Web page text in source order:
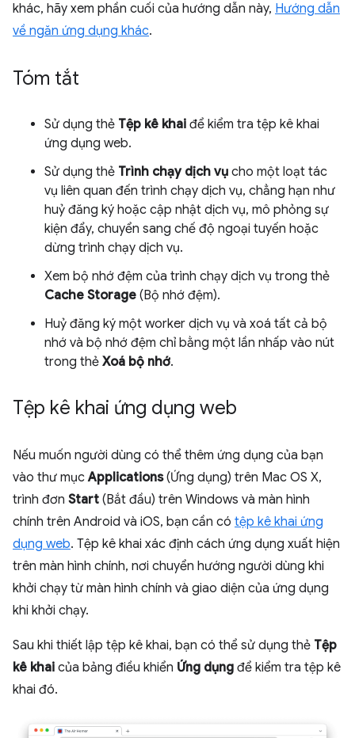
khác, hãy xem phần cuối của hướng dẫn này, Hướng dẫn
về ngăn ứng dụng khác.
Tóm tắt
Sử dụng thẻ Tệp kê khai để kiểm tra tệp kê khai
ứng dụng web.
Sử dụng thẻ Trình chạy dịch vụ cho một loạt tác
vụ liên quan đến trình chạy dịch vụ, chẳng hạn như
huỷ đăng ký hoặc cập nhật dịch vụ, mô phỏng sự
kiện đẩy, chuyển sang chế độ ngoại tuyến hoặc
dừng trình chạy dịch vụ.
Xem bộ nhớ đệm của trình chạy dịch vụ trong thẻ
Cache Storage (Bộ nhớ đệm).
Huỷ đăng ký một worker dịch vụ và xoá tất cả bộ
nhớ và bộ nhớ đệm chỉ bằng một lần nhấp vào nút
trong thẻ Xoá bộ nhớ.
Tệp kê khai ứng dụng web
Nếu muốn người dùng có thể thêm ứng dụng của bạn
vào thư mụcApplications(Ứng dụng) trên Mac OS X,
trình đơn Start (Bắt đầu) trên Windows và màn hình
chính trên Android và iOS, bạn cần có tệp kê khai ứng
dụng web. Tệp kê khai xác định cách ứng dụng xuất hiện
trên màn hình chính, nơi chuyển hướng người dùng khi
khởi chạy từ màn hình chính và giao diện của ứng dụng
khi khởi chạy.
Sau khi thiết lập tệp kê khai, bạn có thể sử dụng thẻ Tệp
kê khai của bảng điều khiển Ứng dụng để kiểm tra tệp kê
khai đó.